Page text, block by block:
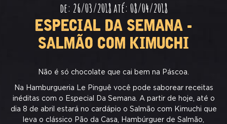
de: 26/03/2018 até: 08/04/2018
ESPECIAL DA SEMANA -
SALMÃO COM KIMUCHI
Não é só chocolate que cai bem na Páscoa.
Na Hamburgueria Le Pinguê você pode saborear receitas
inéditas com o Especial Da Semana. A partir de hoje, até o
dia 8 de abril estará no cardápio o Salmão com Kimuchi que
leva o clássico Pão da Casa, Hambúrguer de Salmão,